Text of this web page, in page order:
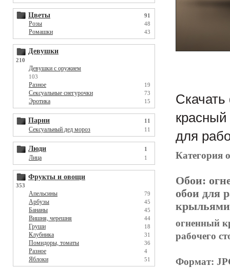
Цветы 91
Розы 48
Ромашки 43
Девушки
210
Девушки с оружием
103
Разное 19
Сексуальные снегурочки 73
Эротика 15
Парни 11
Сексуальный дед мороз 11
Люди 1
Лица 1
Фрукты и овощи
353
Апельсины 79
Арбузы 45
Бананы 45
Вишня, черешня 44
Груши 18
Клубника 31
Помидоры, томаты 36
Разное 4
Яблоки 51
Скачать
для
Категория
Обои:
обои для
крыльями,
огненный
рабочего
Формат: